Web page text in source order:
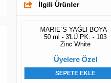
İlgili Ürünler
MARIE`S YAĞLI BOYA -
50 ml - 3'LÜ PK. - 103
Zinc White
Üyelere Özel
SEPETE EKLE